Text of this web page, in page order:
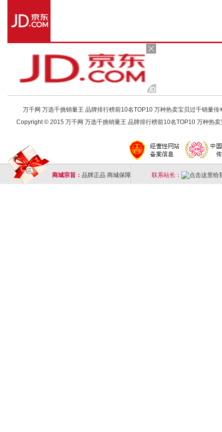
万千网 万选千挑销量王 品牌排行榜前10名TOP10 万种热卖宝贝过千销量
Copyright © 2015 万千网 万选千挑销量王 品牌排行榜前10名TOP10 万种热
商城宗旨： 品牌正品 商城保障 联系站长：